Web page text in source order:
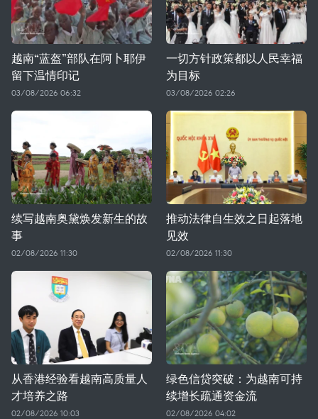
越南“蓝盔”部队在阿卜耶伊
留下温情印记
03/08/2026 06:32
一切方针政策都以人民幸福
为目标
03/08/2026 02:26
续写越南奥黛焕发新生的故
事
02/08/2026 11:30
推动法律自生效之日起落地
见效
02/08/2026 11:30
从香港经验看越南高质量人
才培养之路
02/08/2026 10:03
绿色信贷突破：为越南可持
续增长疏通资金流
02/08/2026 04:02